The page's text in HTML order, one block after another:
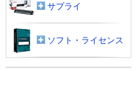
サプライ
ソフト・ライセンス